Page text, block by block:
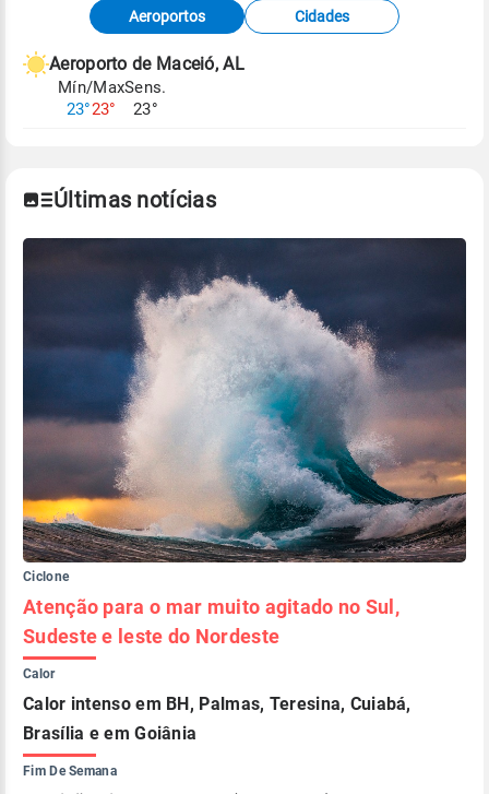
Fonte: dados combinados de estações
meteorológicas e satélite do Centro de Previsão
de Tempo e Estudos Climáticos (CPTEC).
Para obter mais informações sobre os dados
Aeroportos Cidades
Aeroporto de Maceió, AL
Mín/Max
23°23°
Sens.
23°
Últimas notícias
Ciclone
Atenção para o mar muito agitado no Sul,
Sudeste e leste do Nordeste
Calor
Calor intenso em BH, Palmas, Teresina, Cuiabá,
Brasília e em Goiânia
Fim De Semana